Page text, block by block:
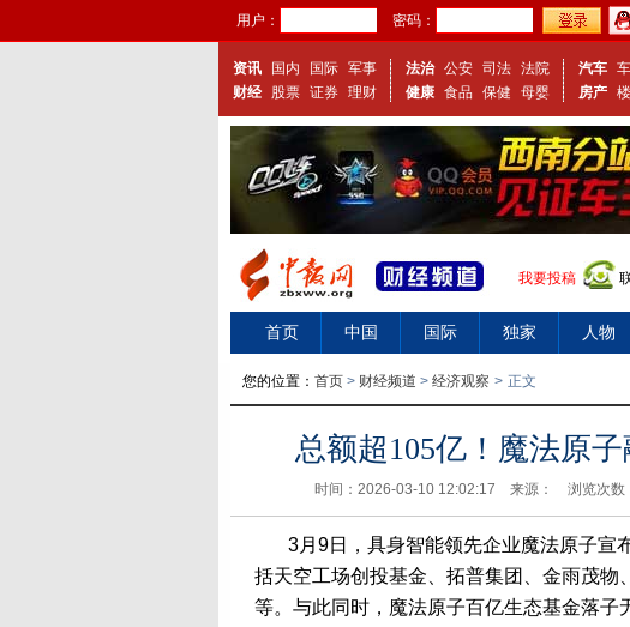
用户： 密码：
资讯 国内 国际 军事
财经
股票 证券 理财
法治 公安 司法 法院
健康 食品 保健 母婴
汽车
房产
我要投稿
首页 中国 国际 独家 人物
视频
您的位置： 首页 > 财经频道 > 经济观察 > 正文
总额超105亿！魔法原
时间：2026-03-10 12:02:17 来源： 浏览次数
3月9日，具身智能领先企业魔法原子宣
括天空工场创投基金、拓普集团、金雨茂
等。与此同时，魔法原子百亿生态基金落子